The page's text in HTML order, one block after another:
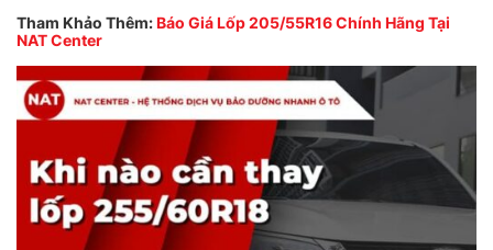
Tham Khảo Thêm:Báo Giá Lốp 205/55R16 Chính Hãng Tại
NAT Center